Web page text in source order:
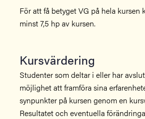
För att få betyget VG på hela kursen
minst 7,5 hp av kursen.
Kursvärdering
Studenter som deltar i eller har
möjlighet att framföra sina
synpunkter på kursen genom en
Resultatet och eventuella